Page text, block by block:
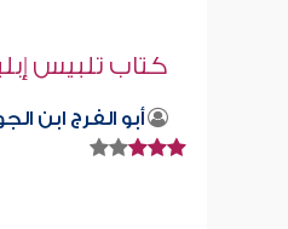
صبر الله
صابر دياب